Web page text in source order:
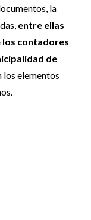
la
entre ellas
los contadores
de
los elementos